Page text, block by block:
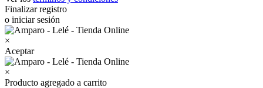
Finalizar registro
o iniciar sesión
×
Aceptar
×
Producto agregado a carrito